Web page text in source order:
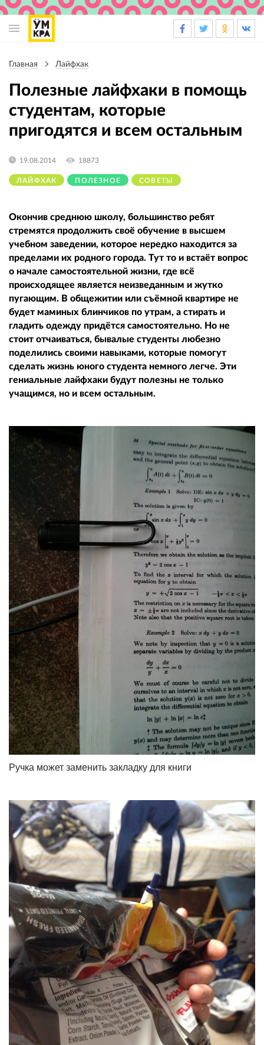
навигации
Главная Лайфхак
Полезные лайфхаки в помощь
студентам, которые
пригодятся и всем остальным
ЛАЙФХАК ПОЛЕЗНОЕ СОВЕТЫ
19.08.2014 18873
Окончив среднюю школу, большинство ребят
стремятся продолжить своё обучение в высшем
учебном заведении, которое нередко находится за
пределами их родного города. Тут то и встаёт вопрос
о начале самостоятельной жизни, где всё
происходящее является неизведанным и жутко
пугающим. В общежитии или съёмной квартире не
будет маминых блинчиков по утрам, а стирать и
гладить одежду придётся самостоятельно. Но не
стоит отчаиваться, бывалые студенты любезно
поделились своими навыками, которые помогут
сделать жизнь юного студента немного легче. Эти
гениальные лайфхаки будут полезны не только
учащимся, но и всем остальным.
Ручка может заменить закладку для книги